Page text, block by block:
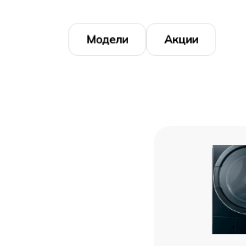
Модели Акции